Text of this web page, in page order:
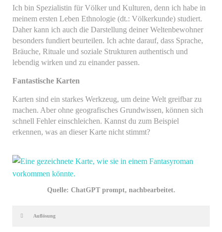
Ich bin Spezialistin für Völker und Kulturen, denn ich habe in
meinem ersten Leben Ethnologie (dt.: Völkerkunde) studiert.
Daher kann ich auch die Darstellung deiner Weltenbewohner
besonders fundiert beurteilen. Ich achte darauf, dass Sprache,
Bräuche, Rituale und soziale Strukturen authentisch und
lebendig wirken und zu einander passen.
Fantastische Karten
Karten sind ein starkes Werkzeug, um deine Welt greifbar zu
machen. Aber ohne geografisches Grundwissen, können sich
schnell Fehler einschleichen. Kannst du zum Beispiel
erkennen, was an dieser Karte nicht stimmt?
Quelle: ChatGPT prompt, nachbearbeitet.
Auflösung